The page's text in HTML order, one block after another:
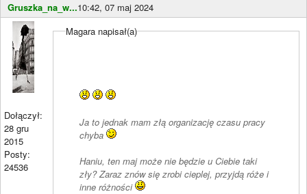
Gruszka_na_w...10:42, 07 maj 2024
Dołączył:
28 gru
2015
Posty:
24536
Magara napisał(a)
Ja to jednak mam złą organizację czasu pracy
chyba
Haniu, ten maj może nie będzie u Ciebie taki
zły? Zaraz znów się zrobi cieplej, przyjdą róże i
inne różności